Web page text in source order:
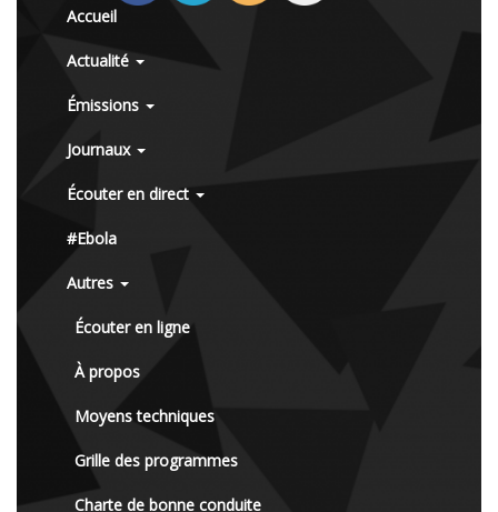
Accueil
Actualité
Émissions
Journaux
Écouter en direct
#Ebola
Autres
Écouter en ligne
À propos
Moyens techniques
Grille des programmes
Charte de bonne conduite